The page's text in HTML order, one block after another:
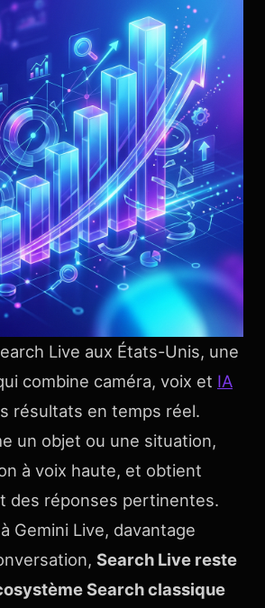
Live aux États-Unis, une
combine caméra, voix et IA
résultats en temps réel.
un objet ou une situation,
à voix haute, et obtient
des réponses pertinentes.
Gemini Live, davantage
Search Live reste
Search classique